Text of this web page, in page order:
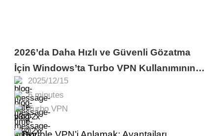
2025/12/15
6 minutes
Turbo VPN
2026’da Daha Hızlı ve Güvenli Gözatma
İçin Windows’ta Turbo VPN Kullanımının
Nihai Rehberi